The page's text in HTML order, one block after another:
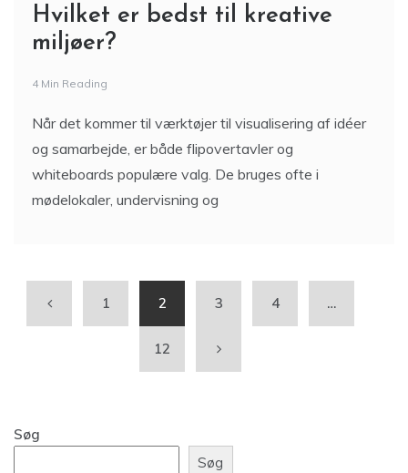
Hvilket er bedst til kreative
miljøer?
4 Min Reading
Når det kommer til værktøjer til visualisering af idéer
og samarbejde, er både flipovertavler og
whiteboards populære valg. De bruges ofte i
mødelokaler, undervisning og
1 2 3 4 …
12
Søg
Søg